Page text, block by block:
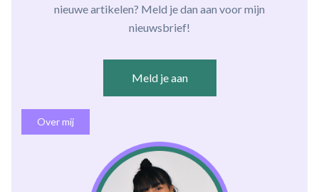
nieuwe artikelen? Meld je dan aan voor mijn
nieuwsbrief!
Meld je aan
Over mij